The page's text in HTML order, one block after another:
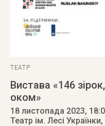
ТЕАТР
Вистава «146
оком»
18 листопада 2023,
Театр ім. Лесі